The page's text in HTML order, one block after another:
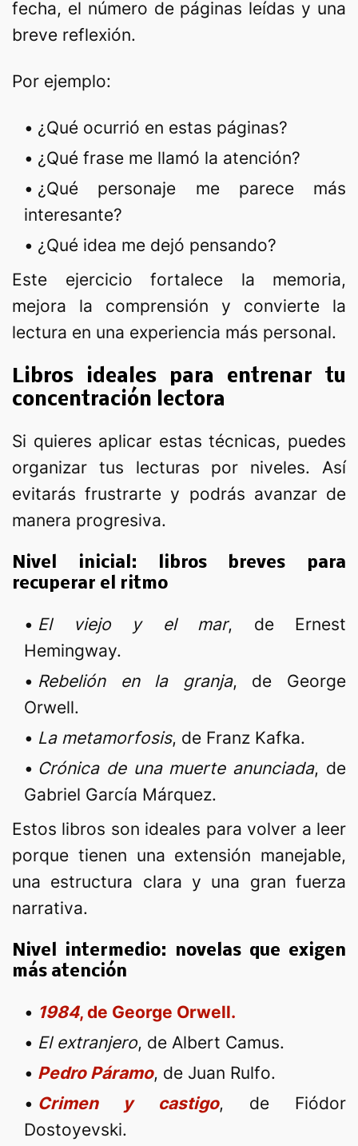
fecha, el número de páginas leídas y una
breve reflexión.
Por ejemplo:
¿Qué ocurrió en estas páginas?
¿Qué frase me llamó la atención?
¿Qué personaje me parece más
interesante?
¿Qué idea me dejó pensando?
Este ejercicio fortalece la memoria,
mejora la comprensión y convierte la
lectura en una experiencia más personal.
Libros ideales para entrenar tu
concentración lectora
Si quieres aplicar estas técnicas, puedes
organizar tus lecturas por niveles. Así
evitarás frustrarte y podrás avanzar de
manera progresiva.
Nivel inicial: libros breves para
recuperar el ritmo
El viejo y el mar, de Ernest
Hemingway.
Rebelión en la granja, de George
Orwell.
La metamorfosis, de Franz Kafka.
Crónica de una muerte anunciada, de
Gabriel García Márquez.
Estos libros son ideales para volver a leer
porque tienen una extensión manejable,
una estructura clara y una gran fuerza
narrativa.
Nivel intermedio: novelas que exigen
más atención
1984, de George Orwell.
El extranjero, de Albert Camus.
Pedro Páramo, de Juan Rulfo.
Crimen y castigo, de Fiódor
Dostoyevski.